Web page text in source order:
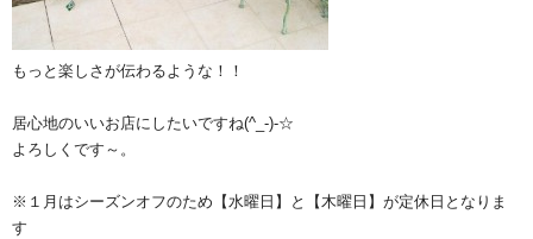
もっと楽しさが伝わるような！！
居心地のいいお店にしたいですね(^_-)-☆
よろしくです～。
※１月はシーズンオフのため【水曜日】と【木曜日】が定休日となりま
す